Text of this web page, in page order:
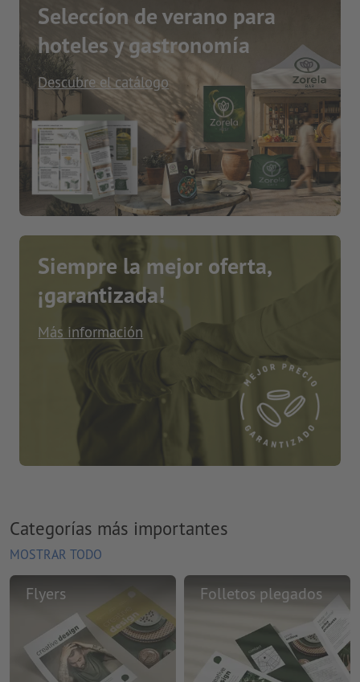
Seleccíon de verano para
hoteles y gastronomía
Descubre el catálogo
Siempre la mejor oferta,
¡garantizada!
Más información
Categorías más importantes
MOSTRAR TODO
Flyers Folletos plegados